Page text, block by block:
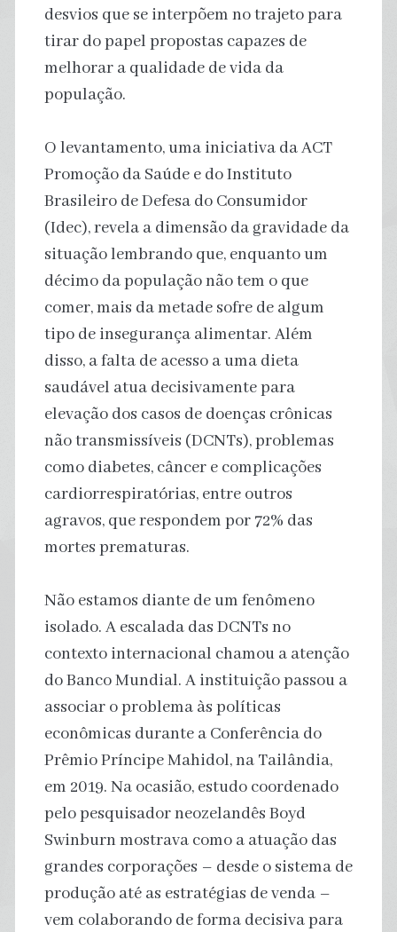
desvios que se interpõem no trajeto para
tirar do papel propostas capazes de
melhorar a qualidade de vida da
população.
O levantamento, uma iniciativa da ACT
Promoção da Saúde e do Instituto
Brasileiro de Defesa do Consumidor
(Idec), revela a dimensão da gravidade da
situação lembrando que, enquanto um
décimo da população não tem o que
comer, mais da metade sofre de algum
tipo de insegurança alimentar. Além
disso, a falta de acesso a uma dieta
saudável atua decisivamente para
elevação dos casos de doenças crônicas
não transmissíveis (DCNTs), problemas
como diabetes, câncer e complicações
cardiorrespiratórias, entre outros
agravos, que respondem por 72% das
mortes prematuras.
Não estamos diante de um fenômeno
isolado. A escalada das DCNTs no
contexto internacional chamou a atenção
do Banco Mundial. A instituição passou a
associar o problema às políticas
econômicas durante a Conferência do
Prêmio Príncipe Mahidol, na Tailândia,
em 2019. Na ocasião, estudo coordenado
pelo pesquisador neozelandês Boyd
Swinburn mostrava como a atuação das
grandes corporações – desde o sistema de
produção até as estratégias de venda –
vem colaborando de forma decisiva para